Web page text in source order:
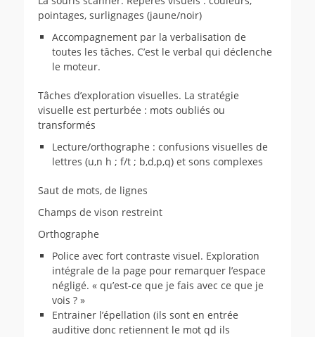
pointages, surlignages (jaune/noir)
Accompagnement par la verbalisation de
toutes les tâches. C’est le verbal qui déclenche
le moteur.
Tâches d’exploration visuelles. La stratégie
visuelle est perturbée : mots oubliés ou
transformés
Lecture/orthographe : confusions visuelles de
lettres (u,n h ; f/t ; b,d,p,q) et sons complexes
Saut de mots, de lignes
Champs de vison restreint
Orthographe
Police avec fort contraste visuel. Exploration
intégrale de la page pour remarquer l’espace
négligé. « qu’est-ce que je fais avec ce que je
vois ? »
Entrainer l’épellation (ils sont en entrée
auditive donc retiennent le mot qd ils